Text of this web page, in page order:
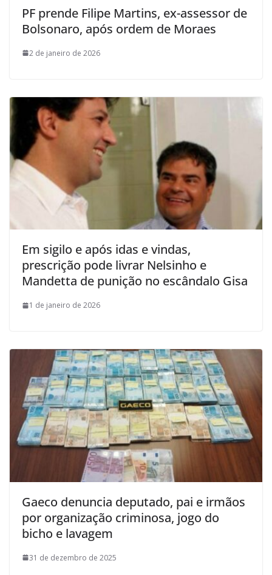
PF prende Filipe Martins, ex-assessor de
Bolsonaro, após ordem de Moraes
2 de janeiro de 2026
Em sigilo e após idas e vindas,
prescrição pode livrar Nelsinho e
Mandetta de punição no escândalo Gisa
1 de janeiro de 2026
Gaeco denuncia deputado, pai e irmãos
por organização criminosa, jogo do
bicho e lavagem
31 de dezembro de 2025